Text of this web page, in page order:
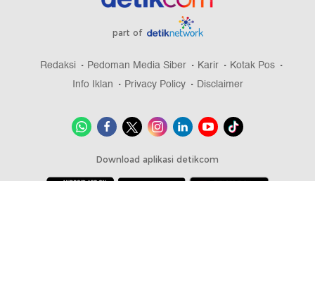
part of
Redaksi Pedoman Media Siber Karir
Kotak Pos
Info Iklan
Privacy Policy Disclaimer
Download aplikasi detikcom